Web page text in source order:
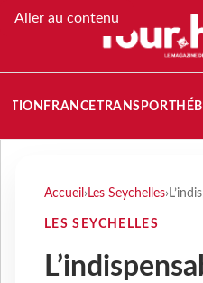
Aller au contenu
FRANCETRANSPORT
Accueil › Les Seychelles›
LES SEYCHELLES